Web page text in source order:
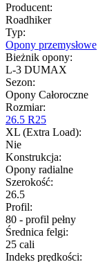
Producent:
Roadhiker
Typ:
Opony przemysłowe
Bieżnik opony:
L-3 DUMAX
Sezon:
Opony Całoroczne
Rozmiar:
26.5 R25
XL (Extra Load):
Nie
Konstrukcja:
Opony radialne
Szerokość:
26.5
Profil:
80 - profil pełny
Średnica felgi:
25 cali
Indeks prędkości: